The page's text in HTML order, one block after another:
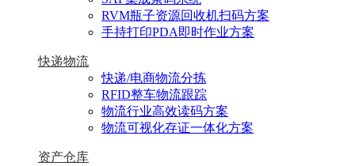
RVM瓶子资源回收机扫码方案
手持打印PDA即时作业方案
快递物流
快递/电商物流分拣
RFID整车物流跟踪
物流行业高效读码方案
物流可视化存证一体化方案
资产仓库